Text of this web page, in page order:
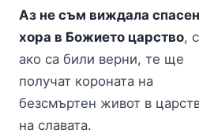
Аз не съм виждала
хора в Божието царство,
ако са били верни, те ще
получат короната на
безсмъртен живот в
на славата.